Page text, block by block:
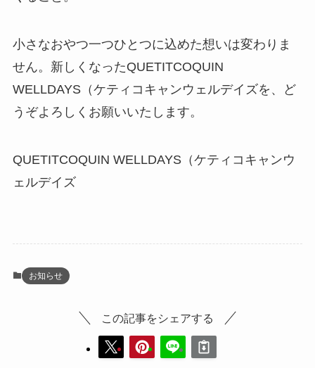
小さなおやつ一つひとつに込めた想いは変わりま
せん。新しくなったQUETITCOQUIN
WELLDAYS（ケティコキャンウェルデイズを、ど
うぞよろしくお願いいたします。
QUETITCOQUIN WELLDAYS（ケティコキャンウ
ェルデイズ
お知らせ
この記事をシェアする